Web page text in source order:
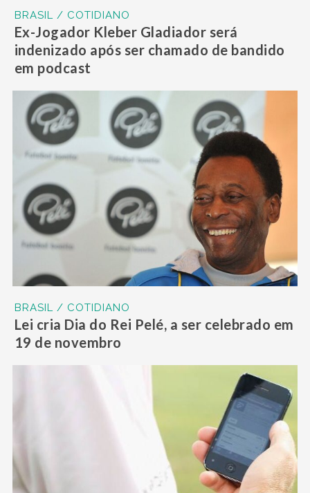
BRASIL / COTIDIANO
Ex-Jogador Kleber Gladiador será
indenizado após ser chamado de bandido
em podcast
BRASIL / COTIDIANO
Lei cria Dia do Rei Pelé, a ser celebrado em
19 de novembro